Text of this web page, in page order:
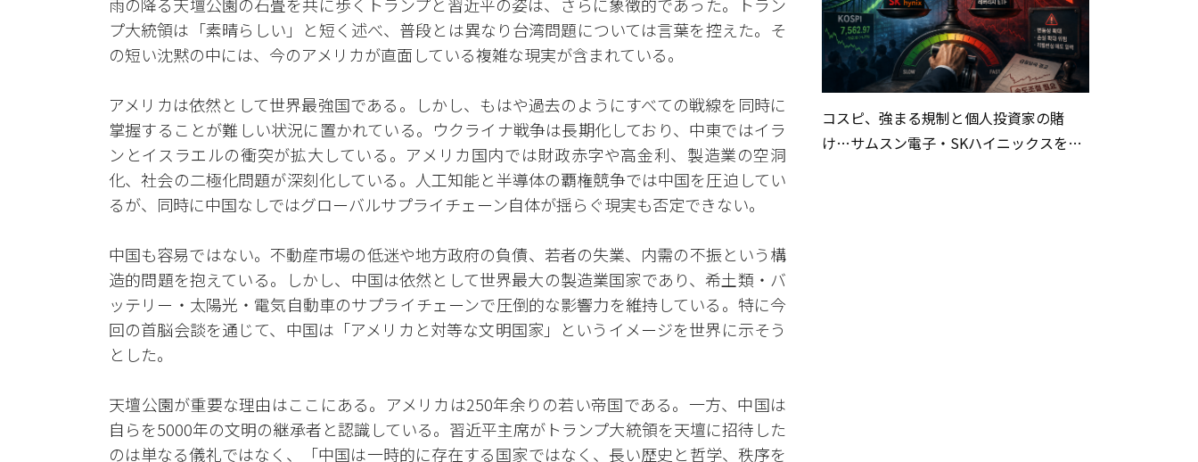
プ大統領は「素晴らしい」と短く述べ、普段とは異なり台湾問題については言葉を控えた。そ
の短い沈黙の中には、今のアメリカが直面している複雑な現実が含まれている。
アメリカは依然として世界最強国である。しかし、もはや過去のようにすべての戦線を同時に
掌握することが難しい状況に置かれている。ウクライナ戦争は長期化しており、中東ではイラ
ンとイスラエルの衝突が拡大している。アメリカ国内では財政赤字や高金利、製造業の空洞
化、社会の二極化問題が深刻化している。人工知能と半導体の覇権競争では中国を圧迫してい
るが、同時に中国なしではグローバルサプライチェーン自体が揺らぐ現実も否定できない。
中国も容易ではない。不動産市場の低迷や地方政府の負債、若者の失業、内需の不振という構
造的問題を抱えている。しかし、中国は依然として世界最大の製造業国家であり、希土類・バ
ッテリー・太陽光・電気自動車のサプライチェーンで圧倒的な影響力を維持している。特に今
回の首脳会談を通じて、中国は「アメリカと対等な文明国家」というイメージを世界に示そう
とした。
天壇公園が重要な理由はここにある。アメリカは250年余りの若い帝国である。一方、中国は
自らを5000年の文明の継承者と認識している。習近平主席がトランプ大統領を天壇に招待した
のは単なる儀礼ではなく、「中国は一時的に存在する国家ではなく、長い歴史と哲学、秩序を
コスピ、強まる規制と個人投資家の賭
け…サムスン電子・SKハイニックスを巡